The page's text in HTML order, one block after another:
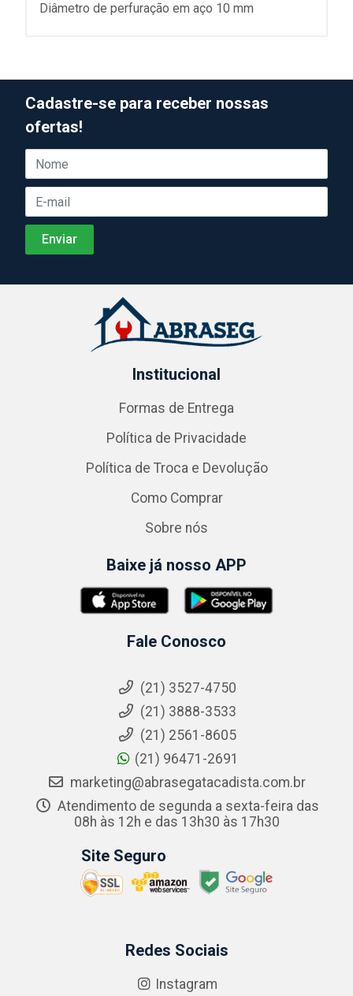
Diâmetro de perfuração em aço 10 mm
Cadastre-se para receber nossas
ofertas!
Institucional
Formas de Entrega
Política de Privacidade
Política de Troca e Devolução
Como Comprar
Sobre nós
Baixe já nosso APP
Fale Conosco
(21) 3527-4750
(21) 3888-3533
(21) 2561-8605
(21) 96471-2691
marketing@abrasegatacadista.com.br
Atendimento de segunda a sexta-feira das
08h às 12h e das 13h30 às 17h30
Site Seguro
Redes Sociais
Instagram